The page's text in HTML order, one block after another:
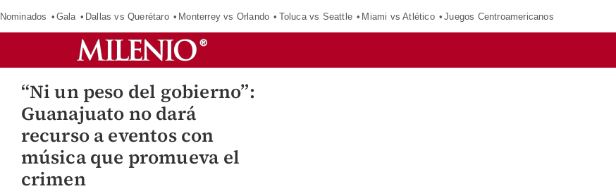
Nominados Gala Dallas vs Querétaro Monterrey vs Orlando Toluca vs Seattle Miami vs Atlético Juegos Centroamericanos
“Ni un peso del gobierno”:
Guanajuato no dará
recurso a eventos con
música que promueva el
crimen